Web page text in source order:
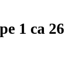
1 ca 26